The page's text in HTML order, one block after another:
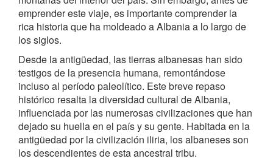
emprender este viaje, es importante comprender la
rica historia que ha moldeado a Albania a lo largo de
los siglos.
Desde la antigüedad, las tierras albanesas han sido
testigos de la presencia humana, remontándose
incluso al período paleolítico. Este breve repaso
histórico resalta la diversidad cultural de Albania,
influenciada por las numerosas civilizaciones que han
dejado su huella en el país y su gente. Habitada en la
antigüedad por la civilización iliria, los albaneses son
los descendientes de esta ancestral tribu.